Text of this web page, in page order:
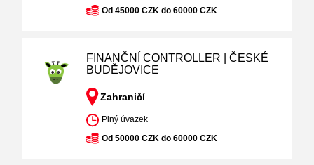
Od 45000 CZK do 60000 CZK
FINANČNÍ CONTROLLER | ČESKÉ
BUDĚJOVICE
Zahraničí
Plný úvazek
Od 50000 CZK do 60000 CZK